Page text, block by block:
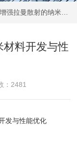
射的纳米材料开发与性能优化
材料开发与性
：2481